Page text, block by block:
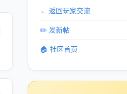
← 返回玩家交流
✏️ 发新帖
🏠 社区首页